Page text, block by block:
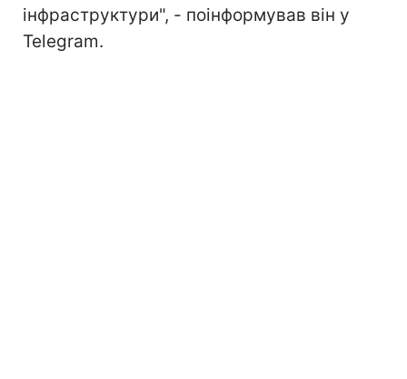
інфраструктури", - поінформував він у
Telegram.